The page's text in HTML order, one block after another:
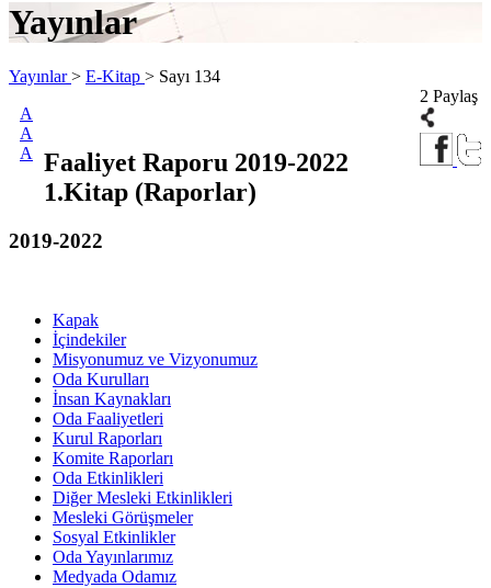
Yayınlar
Yayınlar> E-Kitap > Sayı 134
A
A
A
2 Paylaş
Faaliyet Raporu 2019-2022
1.Kitap (Raporlar)
2019-2022
Kapak
İçindekiler
Misyonumuz ve Vizyonumuz
Oda Kurulları
İnsan Kaynakları
Oda Faaliyetleri
Kurul Raporları
Komite Raporları
Oda Etkinlikleri
Diğer Mesleki Etkinlikleri
Mesleki Görüşmeler
Sosyal Etkinlikler
Oda Yayınlarımız
Medyada Odamız